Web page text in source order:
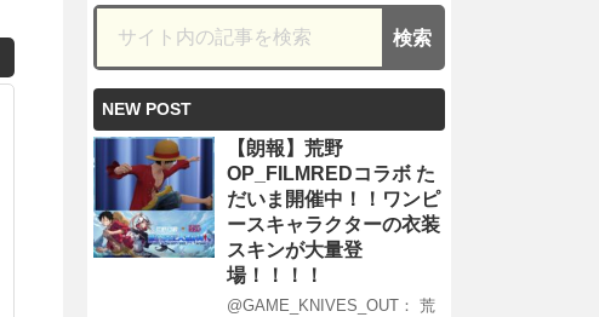
NEW POST
【朗報】荒野
OP_FILMREDコラボ た
だいま開催中！！ワンピ
ースキャラクターの衣装
スキンが大量登
場！！！！
@GAME_KNIVES_OUT： 荒